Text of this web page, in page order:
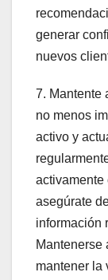
generar
nuevos
7. Mantente
no menos
activo y
activamente
asegúrate
información
Mantenerse
mantener la